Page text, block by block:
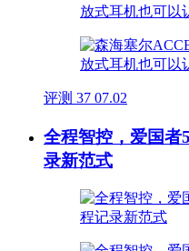
评测 37 07.02
全程智控，爱国者
录新范式